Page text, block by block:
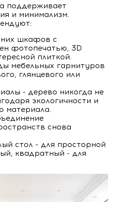
поддерживает
и минимализм.
шкафов с
фотопечатью, 3D
плиткой.
мебельных гарнитуров
глянцевого или
- дерево никогда не
экологичности и
материала.
снова
стол - для просторной
квадратный - для